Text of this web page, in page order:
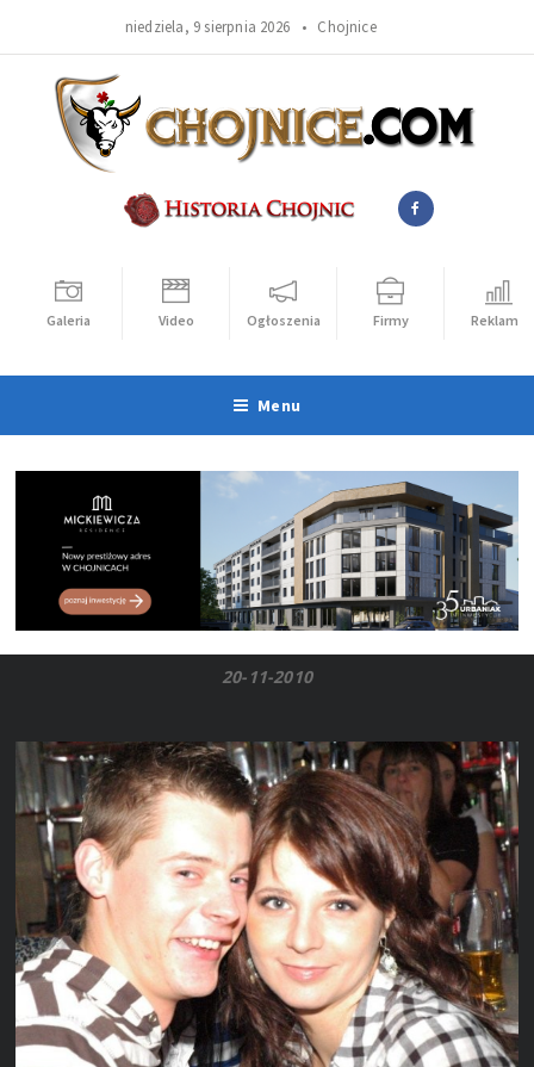
niedziela, 9 sierpnia 2026 • Chojnice
Galeria Video Ogłoszenia Firmy Reklama
Menu
20-11-2010